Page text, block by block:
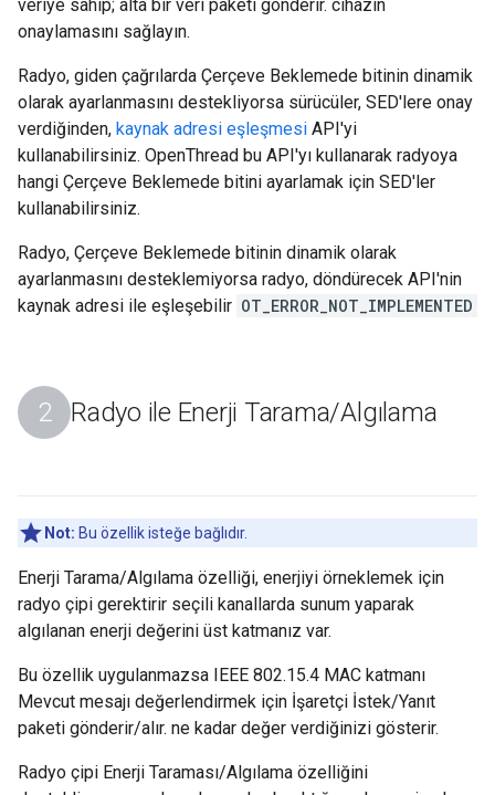
veriye sahip; alta bir veri paketi gönderir. cihazın
onaylamasını sağlayın.
Radyo, giden çağrılarda Çerçeve Beklemede bitinin dinamik
olarak ayarlanmasını destekliyorsa sürücüler, SED'lere onay
verdiğinden, kaynak adresi eşleşmesi API'yi
kullanabilirsiniz. OpenThread bu API'yı kullanarak radyoya
hangi Çerçeve Beklemede bitini ayarlamak için SED'ler
kullanabilirsiniz.
Radyo, Çerçeve Beklemede bitinin dinamik olarak
ayarlanmasını desteklemiyorsa radyo, döndürecek API'nin
kaynak adresi ile eşleşebilir OT_ERROR_NOT_IMPLEMENTED
Radyo ile Enerji Tarama/Algılama
Not: Bu özellik isteğe bağlıdır.
Enerji Tarama/Algılama özelliği, enerjiyi örneklemek için
radyo çipi gerektirir seçili kanallarda sunum yaparak
algılanan enerji değerini üst katmanız var.
Bu özellik uygulanmazsa IEEE 802.15.4 MAC katmanı
Mevcut mesajı değerlendirmek için İşaretçi İstek/Yanıt
paketi gönderir/alır. ne kadar değer verdiğinizi gösterir.
Radyo çipi Enerji Taraması/Algılama özelliğini